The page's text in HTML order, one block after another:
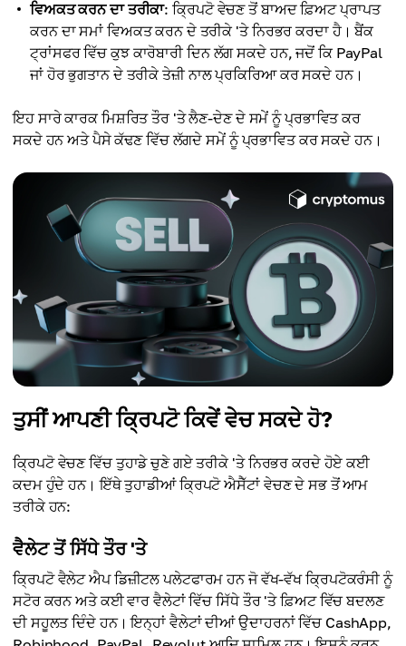
ਵਿਅਕਤ ਕਰਨ ਦਾ ਤਰੀਕਾ: ਕ੍ਰਿਪਟੋ ਵੇਚਣ ਤੋਂ ਬਾਅਦ ਫ਼ਿਅਟ ਪ੍ਰਾਪਤ
ਕਰਨ ਦਾ ਸਮਾਂ ਵਿਅਕਤ ਕਰਨ ਦੇ ਤਰੀਕੇ 'ਤੇ ਨਿਰਭਰ ਕਰਦਾ ਹੈ। ਬੈਂਕ
ਟ੍ਰਾਂਸਫਰ ਵਿੱਚ ਕੁਝ ਕਾਰੋਬਾਰੀ ਦਿਨ ਲੱਗ ਸਕਦੇ ਹਨ, ਜਦੋਂ ਕਿ PayPal
ਜਾਂ ਹੋਰ ਭੁਗਤਾਨ ਦੇ ਤਰੀਕੇ ਤੇਜ਼ੀ ਨਾਲ ਪ੍ਰਕਿਰਿਆ ਕਰ ਸਕਦੇ ਹਨ।
ਇਹ ਸਾਰੇ ਕਾਰਕ ਮਿਸ਼ਰਿਤ ਤੌਰ 'ਤੇ ਲੈਣ-ਦੇਣ ਦੇ ਸਮੇਂ ਨੂੰ ਪ੍ਰਭਾਵਿਤ ਕਰ
ਸਕਦੇ ਹਨ ਅਤੇ ਪੈਸੇ ਕੱਢਣ ਵਿੱਚ ਲੱਗਦੇ ਸਮੇਂ ਨੂੰ ਪ੍ਰਭਾਵਿਤ ਕਰ ਸਕਦੇ ਹਨ।
ਤੁਸੀਂ ਆਪਣੀ ਕ੍ਰਿਪਟੋ ਕਿਵੇਂ ਵੇਚ ਸਕਦੇ ਹੋ?
ਕ੍ਰਿਪਟੋ ਵੇਚਣ ਵਿੱਚ ਤੁਹਾਡੇ ਚੁਣੇ ਗਏ ਤਰੀਕੇ 'ਤੇ ਨਿਰਭਰ ਕਰਦੇ ਹੋਏ ਕਈ
ਕਦਮ ਹੁੰਦੇ ਹਨ। ਇੱਥੇ ਤੁਹਾਡੀਆਂ ਕ੍ਰਿਪਟੋ ਐਸੈੱਟਾਂ ਵੇਚਣ ਦੇ ਸਭ ਤੋਂ ਆਮ
ਤਰੀਕੇ ਹਨ:
ਵੈਲੇਟ ਤੋਂ ਸਿੱਧੇ ਤੌਰ 'ਤੇ
ਕ੍ਰਿਪਟੋ ਵੈਲੇਟ ਐਪ ਡਿਜ਼ੀਟਲ ਪਲੇਟਫਾਰਮ ਹਨ ਜੋ ਵੱਖ-ਵੱਖ ਕ੍ਰਿਪਟੋਕਰੰਸੀ ਨੂੰ
ਸਟੋਰ ਕਰਨ ਅਤੇ ਕਈ ਵਾਰ ਵੈਲੇਟਾਂ ਵਿੱਚ ਸਿੱਧੇ ਤੌਰ 'ਤੇ ਫ਼ਿਅਟ ਵਿੱਚ ਬਦਲਣ
ਦੀ ਸਹੂਲਤ ਦਿੰਦੇ ਹਨ। ਇਨ੍ਹਾਂ ਵੈਲੇਟਾਂ ਦੀਆਂ ਉਦਾਹਰਨਾਂ ਵਿੱਚ CashApp,